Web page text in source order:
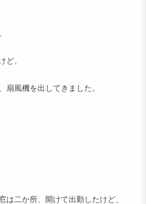
ど、
扇風機を出してきました。
は二か所、開けて出勤したけど、